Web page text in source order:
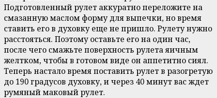
Подготовленный рулет аккуратно переложите на
смазанную маслом форму для выпечки, но время
ставить его в духовку еще не пришло. Рулету нужно
расстояться. Поэтому оставьте его на один час,
после чего смажьте поверхность рулета яичным
желтком, чтобы в готовом виде он аппетитно сиял.
Теперь настало время поставить рулет в разогретую
до 190 градусов духовку, и через 40 минут вас ждет
румяный маковый рулет.